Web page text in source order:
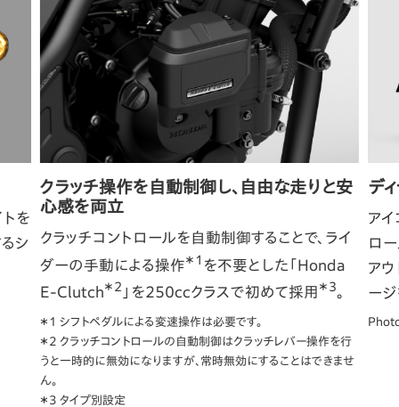
を
シ
クラッチ操作を自動制御し、自由な走りと安
心感を両立
クラッチコントロールを自動制御することで、ライ
ダーの手動による操作＊1 を不要とした「Honda
E-Clutch＊2 」を250ccクラスで初めて採用 ＊3。
＊1 シフトペダルによる変速操作は必要です。
＊2 クラッチコントロールの自動制御はクラッチレバー操作を行
うと一時的に無効になりますが、常時無効にすることはできませ
ん。
＊3 タイプ別設定
デ
アイ
ロ
アウ
ージ